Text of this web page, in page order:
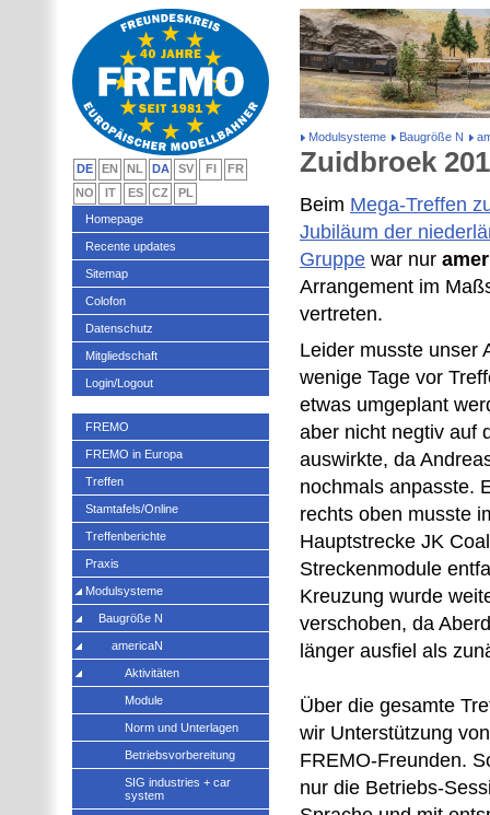
Modulsysteme Baugröße N
Zuidbroek
Beim Mega-Treffen
Jubiläum der
Gruppe war nur
Arrangement im
vertreten.
Leider musste unser
wenige Tage vor
etwas umgeplant
aber nicht negtiv auf
auswirkte, da
nochmals anpasste.
rechts oben musste
Hauptstrecke JK
Streckenmodule
Kreuzung wurde
verschoben, da
länger ausfiel als
Über die gesamte
wir Unterstützung
FREMO-Freunden.
nur die Betriebs-
DE EN NL DA SV FI
FR
NO
IT ES CZ
PL
Homepage
Recente updates
Sitemap
Colofon
Datenschutz
Mitgliedschaft
Login/Logout
FREMO
FREMO in Europa
Treffen
Stamtafels/Online
Treffenberichte
Praxis
Modulsysteme
Baugröße N
americaN
Aktivitäten
Module
Norm und Unterlagen
Betriebsvorbereitung
SIG industries + car
system